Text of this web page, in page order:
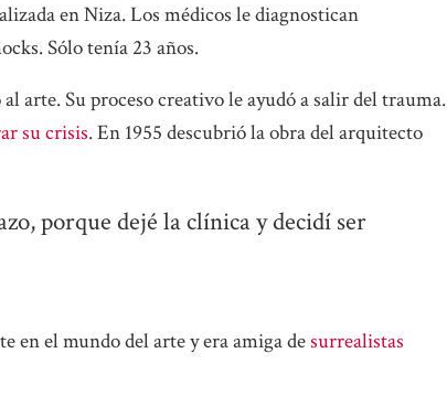
en Niza. Los médicos le diagnostican
Sólo tenía 23 años.
arte. Su proceso creativo le ayudó a salir del trauma.
su crisis. En 1955 descubrió la obra del arquitecto
porque dejé la clínica y decidí ser
en el mundo del arte y era amiga desurrealistas